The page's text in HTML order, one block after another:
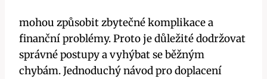
mohou způsobit zbytečné komplikace a
finanční problémy. Proto je důležité dodržovat
správné postupy a vyhýbat se běžným
chybám. Jednoduchý návod pro doplacení